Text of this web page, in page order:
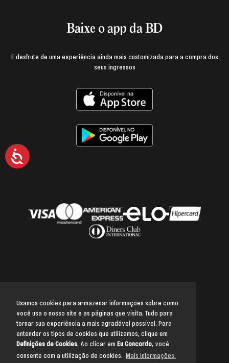
Usamos cookies para armazenar informações sobre como
você usa o nosso site e as páginas que visita. Tudo para
tornar sua experiência a mais agradável possível. Para
entender os tipos de cookies que utilizamos, clique em
Definições de Cookies. Ao clicar em Eu Concordo, você
consente com a utilização de cookies. Mais informações.
Acessibilidade
Baixe o app da BD
E desfrute de uma experiência ainda mais customizada para a compra dos
seus ingressos
Voltar para o topo